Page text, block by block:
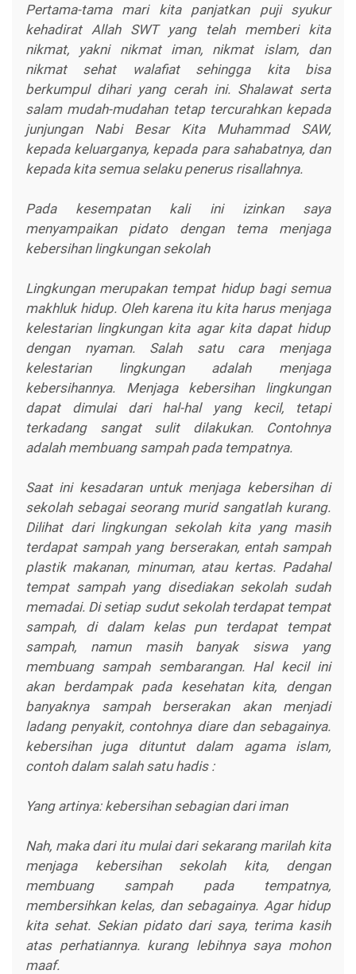
Pertama-tama mari kita panjatkan puji syukur
kehadirat Allah SWT yang telah memberi kita
nikmat, yakni nikmat iman, nikmat islam, dan
nikmat sehat walafiat sehingga kita bisa
berkumpul dihari yang cerah ini. Shalawat serta
salam mudah-mudahan tetap tercurahkan kepada
junjungan Nabi Besar Kita Muhammad SAW,
kepada keluarganya, kepada para sahabatnya, dan
kepada kita semua selaku penerus risallahnya.
Pada kesempatan kali ini izinkan saya
menyampaikan pidato dengan tema menjaga
kebersihan lingkungan sekolah
Lingkungan merupakan tempat hidup bagi semua
makhluk hidup. Oleh karena itu kita harus menjaga
kelestarian lingkungan kita agar kita dapat hidup
dengan nyaman. Salah satu cara menjaga
kelestarian lingkungan adalah menjaga
kebersihannya. Menjaga kebersihan lingkungan
dapat dimulai dari hal-hal yang kecil, tetapi
terkadang sangat sulit dilakukan. Contohnya
adalah membuang sampah pada tempatnya.
Saat ini kesadaran untuk menjaga kebersihan di
sekolah sebagai seorang murid sangatlah kurang.
Dilihat dari lingkungan sekolah kita yang masih
terdapat sampah yang berserakan, entah sampah
plastik makanan, minuman, atau kertas. Padahal
tempat sampah yang disediakan sekolah sudah
memadai. Di setiap sudut sekolah terdapat tempat
sampah, di dalam kelas pun terdapat tempat
sampah, namun masih banyak siswa yang
membuang sampah sembarangan. Hal kecil ini
akan berdampak pada kesehatan kita, dengan
banyaknya sampah berserakan akan menjadi
ladang penyakit, contohnya diare dan sebagainya.
kebersihan juga dituntut dalam agama islam,
contoh dalam salah satu hadis :
Yang artinya: kebersihan sebagian dari iman
Nah, maka dari itu mulai dari sekarang marilah kita
menjaga kebersihan sekolah kita, dengan
membuang sampah pada tempatnya,
membersihkan kelas, dan sebagainya. Agar hidup
kita sehat. Sekian pidato dari saya, terima kasih
atas perhatiannya. kurang lebihnya saya mohon
maaf.